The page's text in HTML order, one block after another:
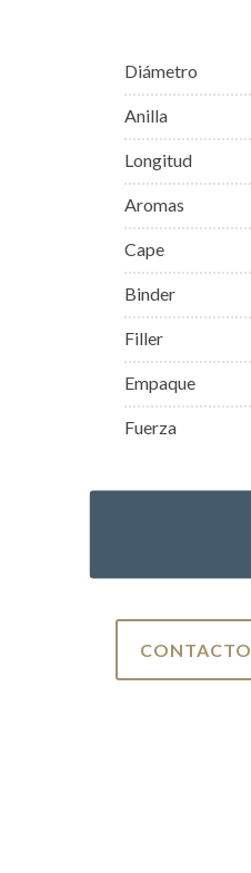
Diámetro
Anilla
Longitud
Aromas
Cape
Binder
Filler
Empaque
Fuerza
CONTACTO